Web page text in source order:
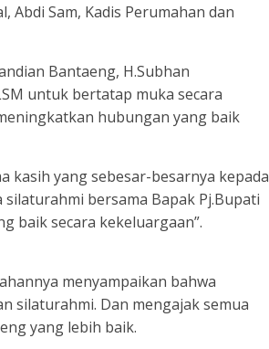
Abdi Sam, Kadis Perumahan dan
Bantaeng, H.Subhan
untuk bertatap muka secara
hubungan yang baik
kasih yang sebesar-besarnya kepada
bersama Bapak Pj.Bupati
baik secara kekeluargaan”.
menyampaikan bahwa
silaturahmi. Dan mengajak semua
yang lebih baik.